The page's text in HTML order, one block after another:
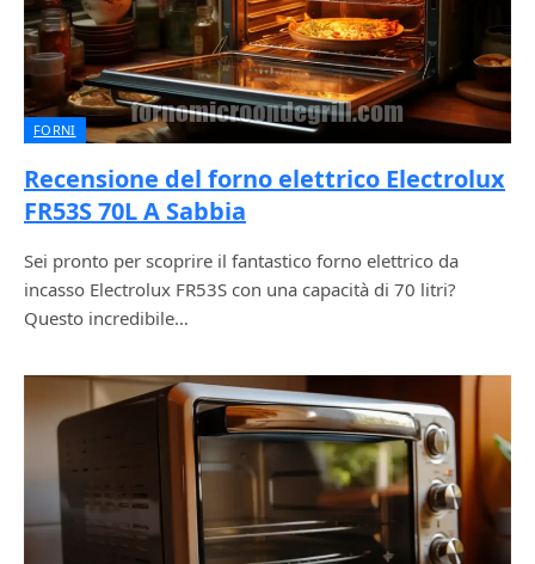
FORNI
Recensione del forno elettrico Electrolux
FR53S 70L A Sabbia
Sei pronto per scoprire il fantastico forno elettrico da
incasso Electrolux FR53S con una capacità di 70 litri?
Questo incredibile…